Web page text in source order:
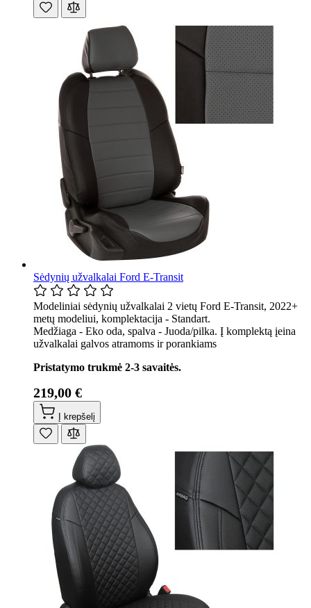
Sėdynių užvalkalai Ford E-Transit
Modeliniai sėdynių užvalkalai 2 vietų Ford E-Transit, 2022+
metų modeliui, komplektacija - Standart.
Medžiaga - Eko oda, spalva - Juoda/pilka. Į komplektą įeina
užvalkalai galvos atramoms ir porankiams
Pristatymo trukmė 2-3 savaitės.
219,00 €
Į krepšelį